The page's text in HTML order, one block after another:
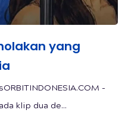
yang
-
klip dua de...